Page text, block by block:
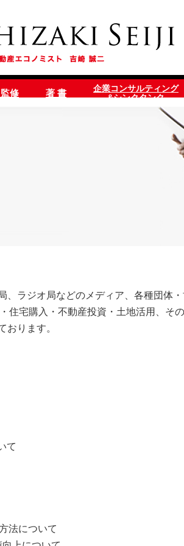
修 著 書
企業コンサルティング
&シンクタンク
、ラジオ局などのメディア、各種団体
住宅購入・不動産投資・土地活用、そ
おります。
て
法について